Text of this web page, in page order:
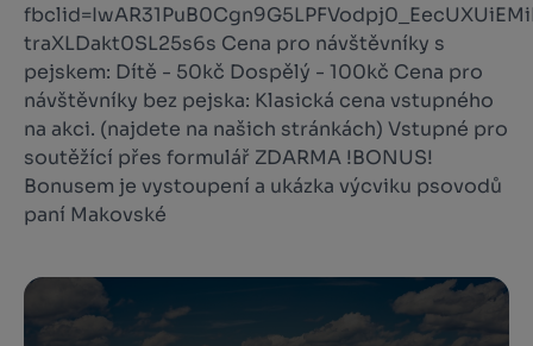
traXLDakt0SL25s6s Cena pro návštěvníky s
pejskem: Dítě - 50kč Dospělý - 100kč Cena pro
návštěvníky bez pejska: Klasická cena vstupného
na akci. (najdete na našich stránkách) Vstupné pro
soutěžící přes formulář ZDARMA !BONUS!
Bonusem je vystoupení a ukázka výcviku psovodů
paní Makovské